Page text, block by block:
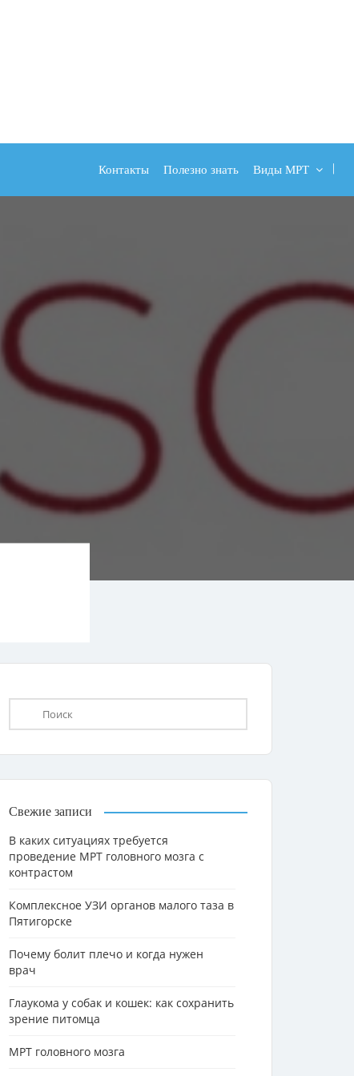
Контакты Полезно знать Виды МРТ
Свежие записи
В каких ситуациях требуется
проведение МРТ головного мозга с
контрастом
Комплексное УЗИ органов малого таза в
Пятигорске
Почему болит плечо и когда нужен
врач
Глаукома у собак и кошек: как сохранить
зрение питомца
МРТ головного мозга